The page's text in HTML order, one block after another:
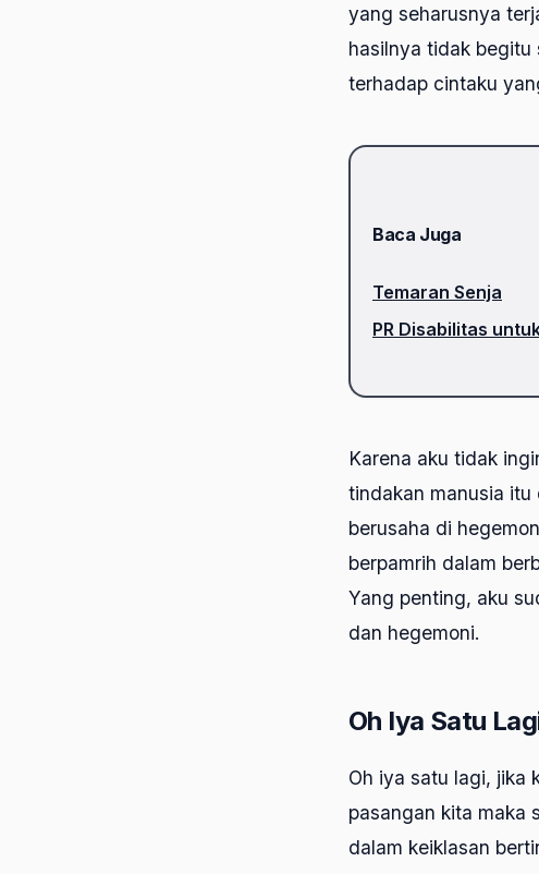
yang seharusnya
hasilnya tidak begitu
terhadap cintaku
Baca Juga
Temaran Senja
PR Disabilitas
Karena aku tidak
tindakan manusia
berusaha di
berpamrih dalam
Yang penting, aku
dan hegemoni.
Oh Iya Satu
Oh iya satu lagi, jika
pasangan kita maka
dalam keiklasan